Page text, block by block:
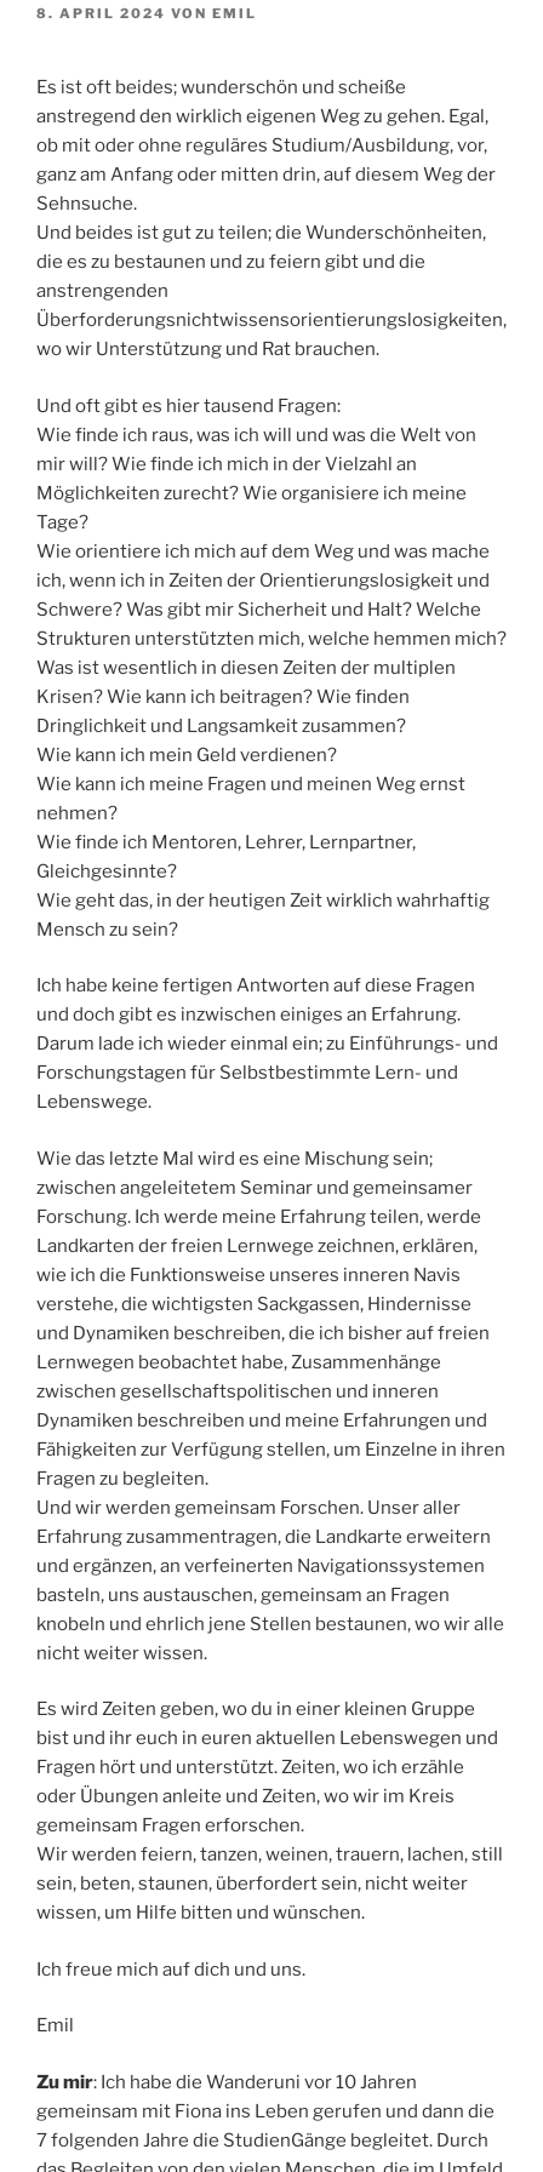
VERÖFFENTLICHT
8. APRIL 2024 VON EMIL
Es ist oft beides; wunderschön und scheiße
anstregend den wirklich eigenen Weg zu gehen. Egal,
ob mit oder ohne reguläres Studium/Ausbildung, vor,
ganz am Anfang oder mitten drin, auf diesem Weg der
Sehnsuche.
Und beides ist gut zu teilen; die Wunderschönheiten,
die es zu bestaunen und zu feiern gibt und die
anstrengenden
Überforderungsnichtwissensorientierungslosigkeiten,
wo wir Unterstützung und Rat brauchen.
Und oft gibt es hier tausend Fragen:
Wie finde ich raus, was ich will und was die Welt von
mir will? Wie finde ich mich in der Vielzahl an
Möglichkeiten zurecht? Wie organisiere ich meine
Tage?
Wie orientiere ich mich auf dem Weg und was mache
ich, wenn ich in Zeiten der Orientierungslosigkeit und
Schwere? Was gibt mir Sicherheit und Halt? Welche
Strukturen unterstützten mich, welche hemmen mich?
Was ist wesentlich in diesen Zeiten der multiplen
Krisen? Wie kann ich beitragen? Wie finden
Dringlichkeit und Langsamkeit zusammen?
Wie kann ich mein Geld verdienen?
Wie kann ich meine Fragen und meinen Weg ernst
nehmen?
Wie finde ich Mentoren, Lehrer, Lernpartner,
Gleichgesinnte?
Wie geht das, in der heutigen Zeit wirklich wahrhaftig
Mensch zu sein?
Ich habe keine fertigen Antworten auf diese Fragen
und doch gibt es inzwischen einiges an Erfahrung.
Darum lade ich wieder einmal ein; zu Einführungs- und
Forschungstagen für Selbstbestimmte Lern- und
Lebenswege.
Wie das letzte Mal wird es eine Mischung sein;
zwischen angeleitetem Seminar und gemeinsamer
Forschung. Ich werde meine Erfahrung teilen, werde
Landkarten der freien Lernwege zeichnen, erklären,
wie ich die Funktionsweise unseres inneren Navis
verstehe, die wichtigsten Sackgassen, Hindernisse
und Dynamiken beschreiben, die ich bisher auf freien
Lernwegen beobachtet habe, Zusammenhänge
zwischen gesellschaftspolitischen und inneren
Dynamiken beschreiben und meine Erfahrungen und
Fähigkeiten zur Verfügung stellen, um Einzelne in ihren
Fragen zu begleiten.
Und wir werden gemeinsam Forschen. Unser aller
Erfahrung zusammentragen, die Landkarte erweitern
und ergänzen, an verfeinerten Navigationssystemen
basteln, uns austauschen, gemeinsam an Fragen
knobeln und ehrlich jene Stellen bestaunen, wo wir alle
nicht weiter wissen.
Es wird Zeiten geben, wo du in einer kleinen Gruppe
bist und ihr euch in euren aktuellen Lebenswegen und
Fragen hört und unterstützt. Zeiten, wo ich erzähle
oder Übungen anleite und Zeiten, wo wir im Kreis
gemeinsam Fragen erforschen.
Wir werden feiern, tanzen, weinen, trauern, lachen, still
sein, beten, staunen, überfordert sein, nicht weiter
wissen, um Hilfe bitten und wünschen.
Ich freue mich auf dich und uns.
Emil
Zu mir: Ich habe die Wanderuni vor 10 Jahren
gemeinsam mit Fiona ins Leben gerufen und dann die
7 folgenden Jahre die StudienGänge begleitet. Durch